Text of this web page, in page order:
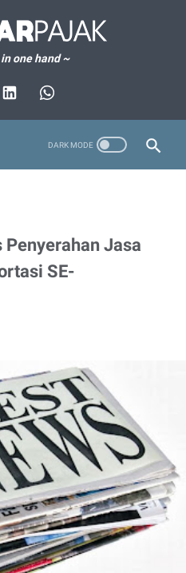
one hand ~
Jasa
SE-